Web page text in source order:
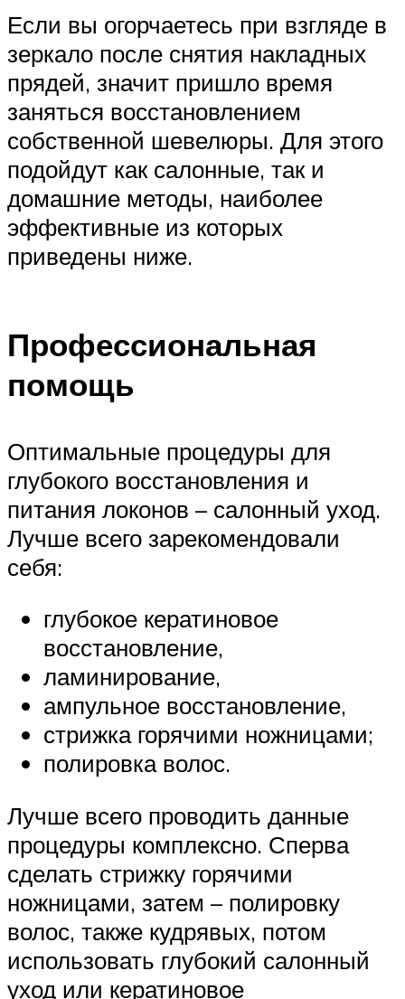
Если вы огорчаетесь при взгляде в
зеркало после снятия накладных
прядей, значит пришло время
заняться восстановлением
собственной шевелюры. Для этого
подойдут как салонные, так и
домашние методы, наиболее
эффективные из которых
приведены ниже.
Профессиональная
помощь
Оптимальные процедуры для
глубокого восстановления и
питания локонов – салонный уход.
Лучше всего зарекомендовали
себя:
глубокое кератиновое
восстановление,
ламинирование,
ампульное восстановление,
стрижка горячими ножницами;
полировка волос.
Лучше всего проводить данные
процедуры комплексно. Сперва
сделать стрижку горячими
ножницами, затем – полировку
волос, также кудрявых, потом
использовать глубокий салонный
уход или кератиновое